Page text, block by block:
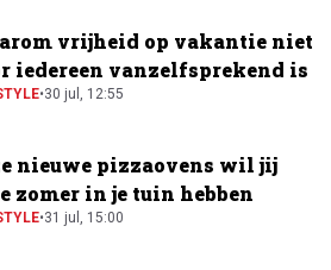
vrijheid op vakantie niet
iedereen vanzelfsprekend is
•30 jul, 12:55
nieuwe pizzaovens wil jij
zomer in je tuin hebben
•31 jul, 15:00